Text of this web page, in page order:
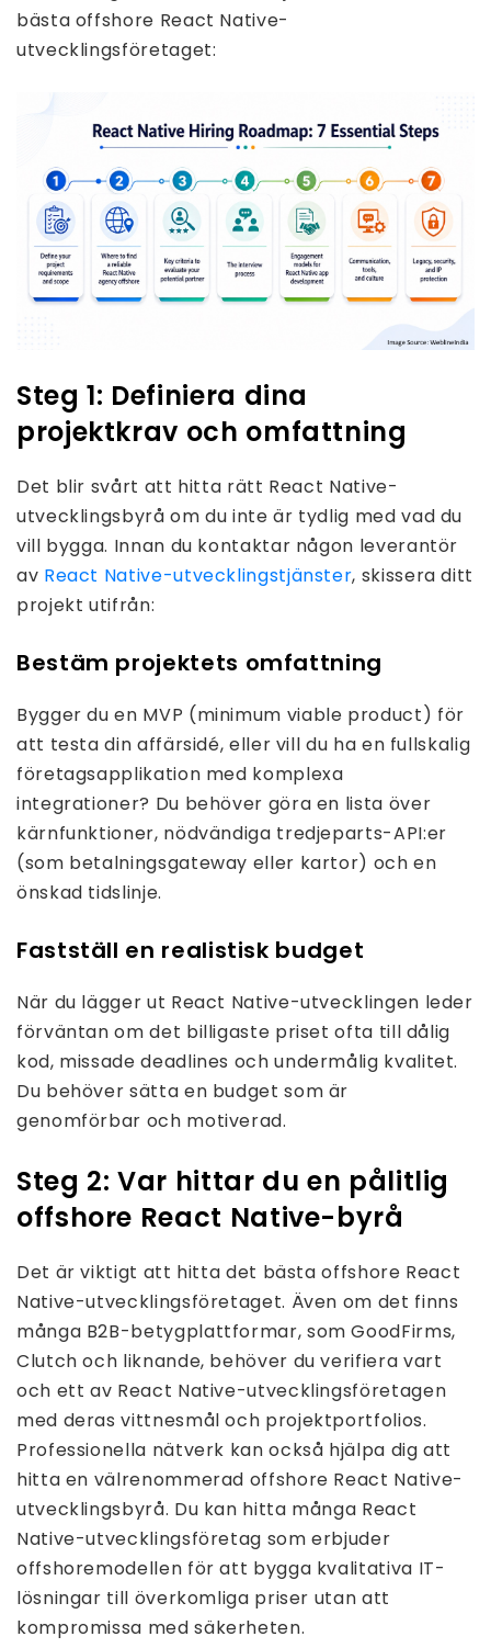
bästa offshore React Native-
utvecklingsföretaget:
Steg 1: Definiera dina
projektkrav och omfattning
Det blir svårt att hitta rätt React Native-
utvecklingsbyrå om du inte är tydlig med vad du
vill bygga. Innan du kontaktar någon leverantör
av React Native-utvecklingstjänster, skissera ditt
projekt utifrån:
Bestäm projektets omfattning
Bygger du en MVP (minimum viable product) för
att testa din affärsidé, eller vill du ha en fullskalig
företagsapplikation med komplexa
integrationer? Du behöver göra en lista över
kärnfunktioner, nödvändiga tredjeparts-API:er
(som betalningsgateway eller kartor) och en
önskad tidslinje.
Fastställ en realistisk budget
När du lägger ut React Native-utvecklingen leder
förväntan om det billigaste priset ofta till dålig
kod, missade deadlines och undermålig kvalitet.
Du behöver sätta en budget som är
genomförbar och motiverad.
Steg 2: Var hittar du en pålitlig
offshore React Native-byrå
Det är viktigt att hitta det bästa offshore React
Native-utvecklingsföretaget. Även om det finns
många B2B-betygplattformar, som GoodFirms,
Clutch och liknande, behöver du verifiera vart
och ett av React Native-utvecklingsföretagen
med deras vittnesmål och projektportfolios.
Professionella nätverk kan också hjälpa dig att
hitta en välrenommerad offshore React Native-
utvecklingsbyrå. Du kan hitta många React
Native-utvecklingsföretag som erbjuder
offshoremodellen för att bygga kvalitativa IT-
lösningar till överkomliga priser utan att
kompromissa med säkerheten.